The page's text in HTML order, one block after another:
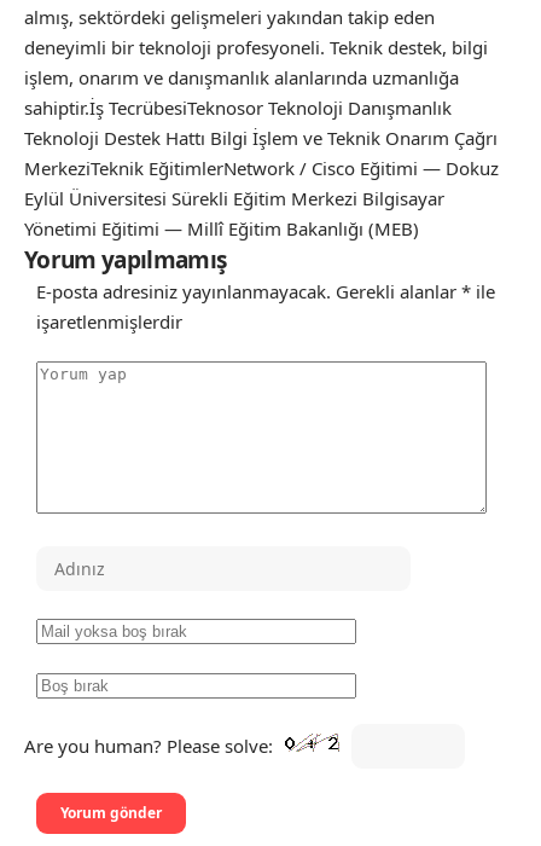
almış, sektördeki gelişmeleri yakından takip eden
deneyimli bir teknoloji profesyoneli. Teknik destek, bilgi
işlem, onarım ve danışmanlık alanlarında uzmanlığa
sahiptir.İş TecrübesiTeknosor Teknoloji Danışmanlık
Teknoloji Destek Hattı Bilgi İşlem ve Teknik Onarım Çağrı
MerkeziTeknik EğitimlerNetwork / Cisco Eğitimi — Dokuz
Eylül Üniversitesi Sürekli Eğitim Merkezi Bilgisayar
Yönetimi Eğitimi — Millî Eğitim Bakanlığı (MEB)
Yorum yapılmamış
E-posta adresiniz yayınlanmayacak. Gerekli alanlar * ile
işaretlenmişlerdir
Are you human? Please solve: